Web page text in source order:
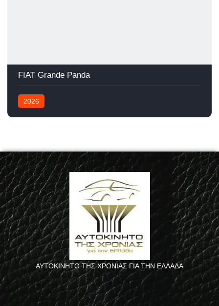
FIAT Grande Panda
2026
ΑΥΤΟΚΙΝΗΤΟ ΤΗΣ ΧΡΟΝΙΑΣ ΓΙΑ ΤΗΝ ΕΛΛΑΔΑ